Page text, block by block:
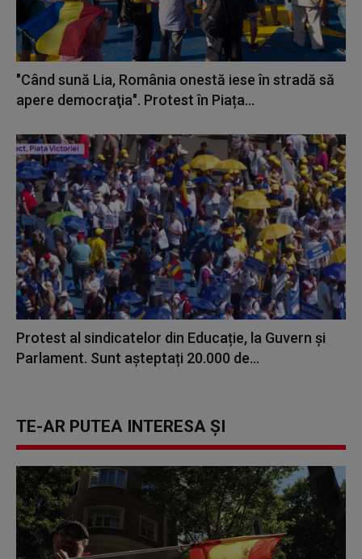
"Când sună Lia, România onestă iese în stradă să
apere democraţia". Protest în Piața...
Protest al sindicatelor din Educație, la Guvern și
Parlament. Sunt așteptați 20.000 de...
TE-AR PUTEA INTERESA ȘI